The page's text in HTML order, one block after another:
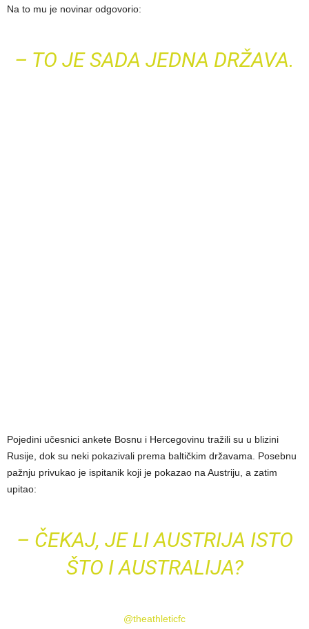
Na to mu je novinar odgovorio:
– TO JE SADA JEDNA DRŽAVA.
Pojedini učesnici ankete Bosnu i Hercegovinu tražili su u blizini
Rusije, dok su neki pokazivali prema baltičkim državama. Posebnu
pažnju privukao je ispitanik koji je pokazao na Austriju, a zatim
upitao:
– ČEKAJ, JE LI AUSTRIJA ISTO
ŠTO I AUSTRALIJA?
@theathleticfc